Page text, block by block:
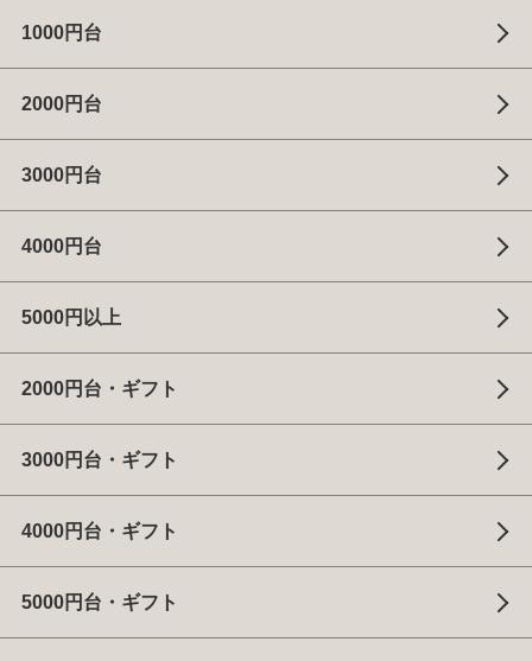
1000円台
2000円台
3000円台
4000円台
5000円以上
2000円台・ギフト
3000円台・ギフト
4000円台・ギフト
5000円台・ギフト